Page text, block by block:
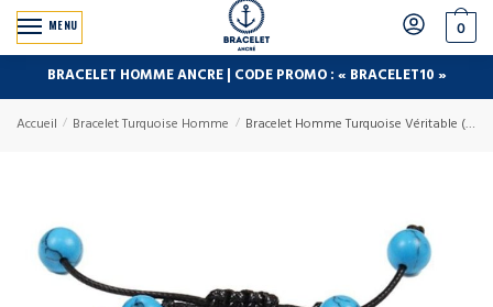
MENU 0
BRACELET HOMME ANCRE | CODE PROMO : « BRACELET10 »
Accueil / Bracelet Turquoise Homme / Bracelet Homme Turquoise Véritable (Perle)